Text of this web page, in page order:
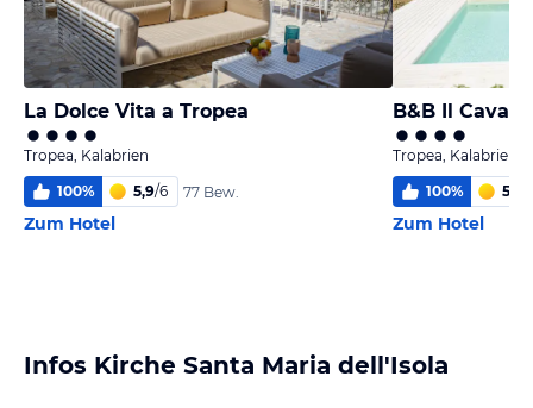
La Dolce Vita a Tropea
Tropea, Kalabrien
100% 5,9/6 77 Bew.
Zum Hotel
B&B Il
Tropea, Kalabrien
100% 5,4
Zum Hotel
Infos Kirche Santa Maria dell'Isola